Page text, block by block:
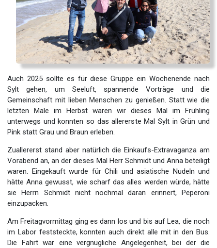
Auch 2025 sollte es für diese Gruppe ein Wochenende nach
Sylt gehen, um Seeluft, spannende Vorträge und die
Gemeinschaft mit lieben Menschen zu genießen. Statt wie die
letzten Male im Herbst waren wir dieses Mal im Frühling
unterwegs und konnten so das allererste Mal Sylt in Grün und
Pink statt Grau und Braun erleben.
Zuallererst stand aber natürlich die Einkaufs-Extravaganza am
Vorabend an, an der dieses Mal Herr Schmidt und Anna beteiligt
waren. Eingekauft wurde für Chili und asiatische Nudeln und
hätte Anna gewusst, wie scharf das alles werden würde, hätte
sie Herrn Schmidt nicht nochmal daran erinnert, Peperoni
einzupacken.
Am Freitagvormittag ging es dann los und bis auf Lea, die noch
im Labor feststeckte, konnten auch direkt alle mit in den Bus.
Die Fahrt war eine vergnügliche Angelegenheit, bei der die